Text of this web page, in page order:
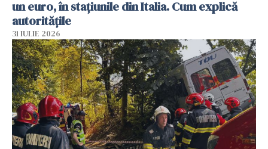
un euro, în stațiunile din Italia. Cum explică
autoritățile
31 IULIE 2026